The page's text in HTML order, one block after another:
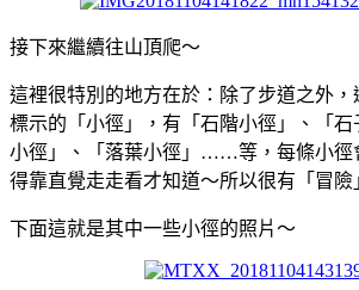
接下來繼續往山頂爬～
這裡很特別的地方在於：除了步道之外
標示的「小徑」，有「石階小徑」、「
小徑」、「落葉小徑」……等，每條小徑
得靠直覺走走看才知道～所以很有「冒險
下面這就是其中一些小徑的照片～